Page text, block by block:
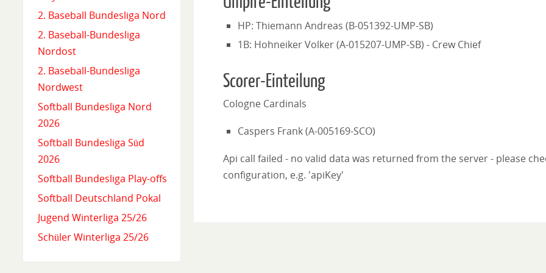
HP: Thiemann Andreas (B-051392-UMP-SB)
1B: Hohneiker Volker (A-015207-UMP-SB) - Crew Chief
Scorer-Einteilung
Cologne Cardinals
Caspers Frank (A-005169-SCO)
Api call failed - no valid data was returned from the server - please
configuration, e.g. 'apiKey'
2. Baseball Bundesliga Nord
2. Baseball-Bundesliga
Nordost
2. Baseball-Bundesliga
Nordwest
Softball Bundesliga Nord
2026
Softball Bundesliga Süd
2026
Softball Bundesliga Play-offs
Softball Deutschland Pokal
Jugend Winterliga 25/26
Schüler Winterliga 25/26